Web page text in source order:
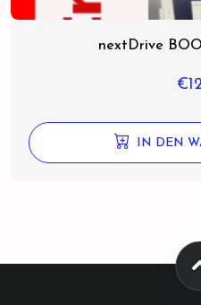
nextDrive
€
IN DEN